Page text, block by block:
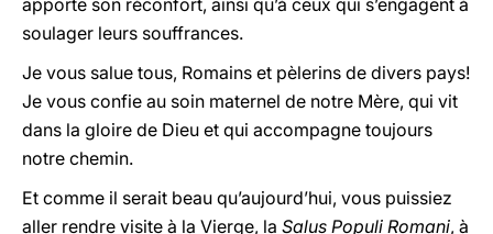
apporte son réconfort, ainsi qu’à ceux qui s’engagent à
soulager leurs souffrances.
Je vous salue tous, Romains et pèlerins de divers pays!
Je vous confie au soin maternel de notre Mère, qui vit
dans la gloire de Dieu et qui accompagne toujours
notre chemin.
Et comme il serait beau qu’aujourd’hui, vous puissiez
aller rendre visite à la Vierge, la Salus Populi Romani, à